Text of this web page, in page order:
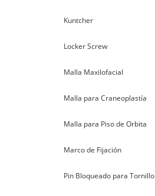
Kuntcher
Locker Screw
Malla Maxilofacial
Malla para Craneoplastía
Malla para Piso de Orbita
Marco de Fijación
Pin Bloqueado para Tornillo